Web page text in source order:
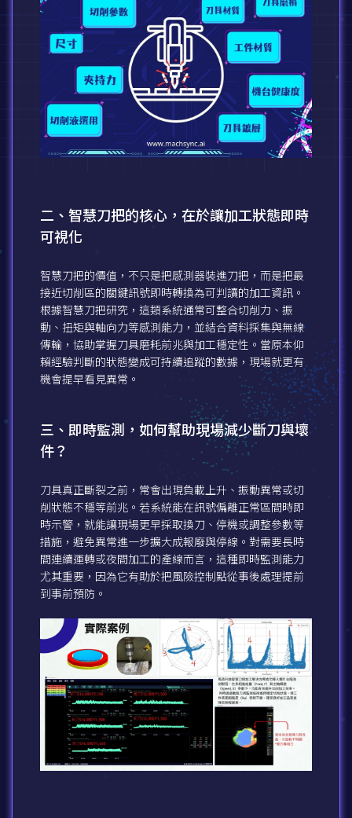
二、智慧刀把的核心，在於讓加工狀態即時
可視化
智慧刀把的價值，不只是把感測器裝進刀把，而是把最
接近切削區的關鍵訊號即時轉換為可判讀的加工資訊。
根據智慧刀把研究，這類系統通常可整合切削力、振
動、扭矩與軸向力等感測能力，並結合資料採集與無線
傳輸，協助掌握刀具磨耗前兆與加工穩定性。當原本仰
賴經驗判斷的狀態變成可持續追蹤的數據，現場就更有
機會提早看見異常。
三、即時監測，如何幫助現場減少斷刀與壞
件？
刀具真正斷裂之前，常會出現負載上升、振動異常或切
削狀態不穩等前兆。若系統能在訊號偏離正常區間時即
時示警，就能讓現場更早採取換刀、停機或調整參數等
措施，避免異常進一步擴大成報廢與停線。對需要長時
間連續運轉或夜間加工的產線而言，這種即時監測能力
尤其重要，因為它有助於把風險控制點從事後處理提前
到事前預防。